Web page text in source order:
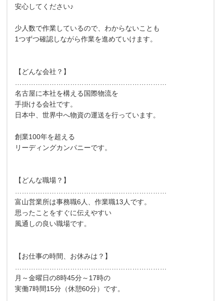
安心してください♪
少人数で作業しているので、わからないことも
1つずつ確認しながら作業を進めていけます。
【どんな会社？】
名古屋に本社を構える国際物流を
手掛ける会社です。
日本中、世界中へ物資の運送を行っています。
創業100年を超える
リーディングカンパニーです。
【どんな職場？】
富山営業所は事務職6人、作業職13人です。
思ったことをすぐに伝えやすい
風通しの良い職場です。
【お仕事の時間、お休みは？】
月～金曜日の8時45分～17時の
実働7時間15分（休憩60分）です。